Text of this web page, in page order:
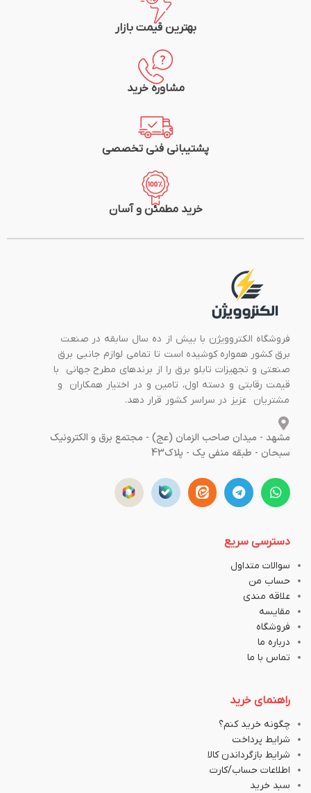
استاندارد ملی ایران، گواهی استاندارد اروپا
نوع کابل: 1*3
ارت: ندارد
استاندارد ملی ایران، گواهی استاندارد اروپا
بهترین قیمت بازار
مشاوره خرید
پشتیبانی فنی تخصصی
خرید مطمئن و آسان
فروشگاه الکتروویژن با بیش از ده سال سابقه در صنعت
برق کشور همواره کوشیده است تا تمامی لوازم جانبی برق
صنعتی و تجهیزات تابلو برق را از برندهای مطرح جهانی با
قیمت رقابتی و دسته اول، تامین و در اختیار همکاران و
مشتریان عزیز در سراسر کشور قرار دهد.
مشهد - میدان صاحب الزمان (عج) - مجتمع برق و الکترونیک
سبحان - طبقه منفی یک - پلاک43
دسترسی سریع
سوالات متداول
حساب من
علاقه مندی
مقایسه
فروشگاه
درباره ما
تماس با ما
راهنمای خرید
چگونه خرید کنم؟
شرایط پرداخت
شرایط بازگرداندن کالا
اطلاعات حساب/کارت
سبد خرید